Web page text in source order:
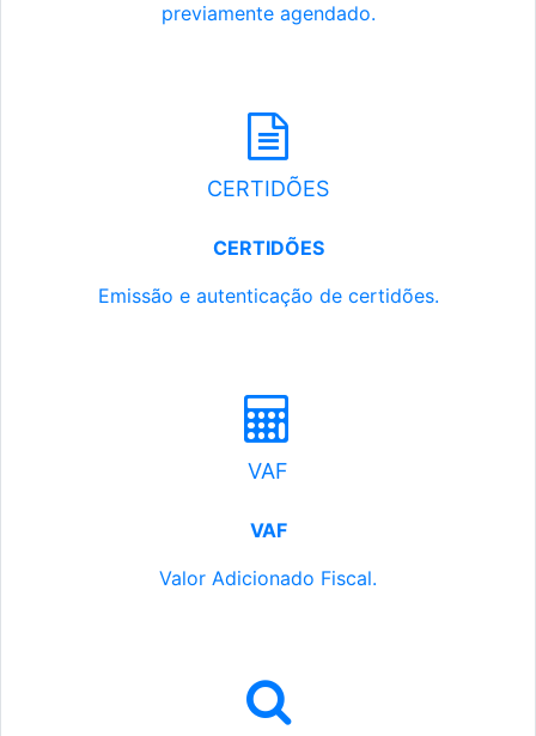
previamente agendado.
CERTIDÕES
CERTIDÕES
Emissão e autenticação de certidões.
VAF
VAF
Valor Adicionado Fiscal.